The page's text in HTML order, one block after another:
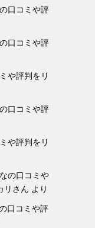
口コミや評
口コミや評
や評判をリ
口コミや評
や評判をリ
の口コミや
リさん より
口コミや評